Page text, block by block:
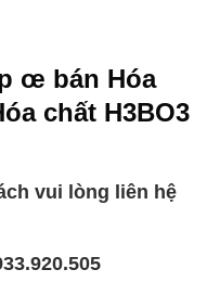
œ bán Hóa
chất H3BO3
vui lòng liên hệ